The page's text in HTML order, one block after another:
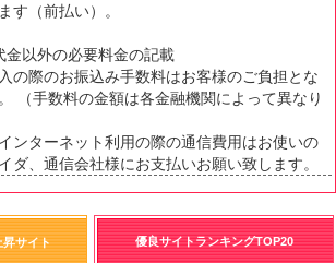
す（前払い）。
金以外の必要料金の記載
の際のお振込み手数料はお客様のご負担とな
（手数料の金額は各金融機関によって異なり
ンターネット利用の際の通信費用はお使いの
ダ、通信会社様にお支払いお願い致します。
優良サイトランキングTOP20
昇サイト